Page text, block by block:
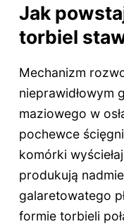
Jak
torbiel
Mechanizm
nieprawidłowym
maziowego w
pochewce
komórki
produkują
galaretowatego
formie torbieli